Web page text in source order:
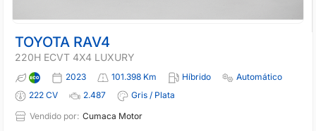
TOYOTA RAV4
220H ECVT 4X4 LUXURY
2023 101.398 Km Híbrido
Automático
222 CV
2.487
Gris / Plata
Vendido por: Cumaca Motor